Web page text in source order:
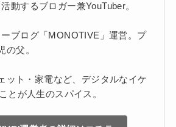
動するブロガー兼YouTuber。
ブログ「MONOTIVE」運営。プ
の父。
ット・家電など、デジタルなイケ
とが人生のスパイス。